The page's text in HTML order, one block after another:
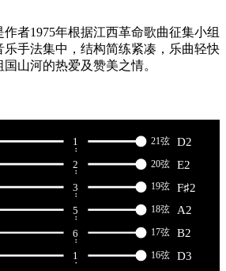
作者1975年根据江西革命歌曲征集小组
乐手法集中，结构简练紧凑，乐曲轻快
山河的热爱及赞美之情。